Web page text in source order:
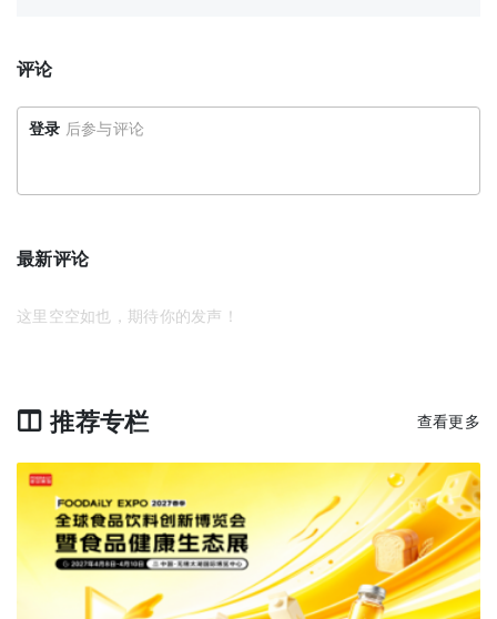
评论
登录 后参与评论
最新评论
这里空空如也，期待你的发声！
推荐专栏 查看更多